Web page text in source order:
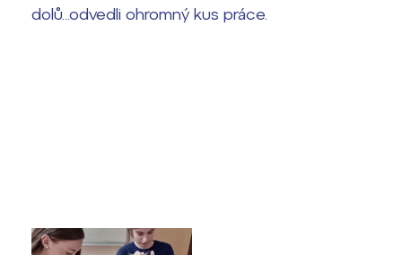
dolů...odvedli ohromný kus práce.